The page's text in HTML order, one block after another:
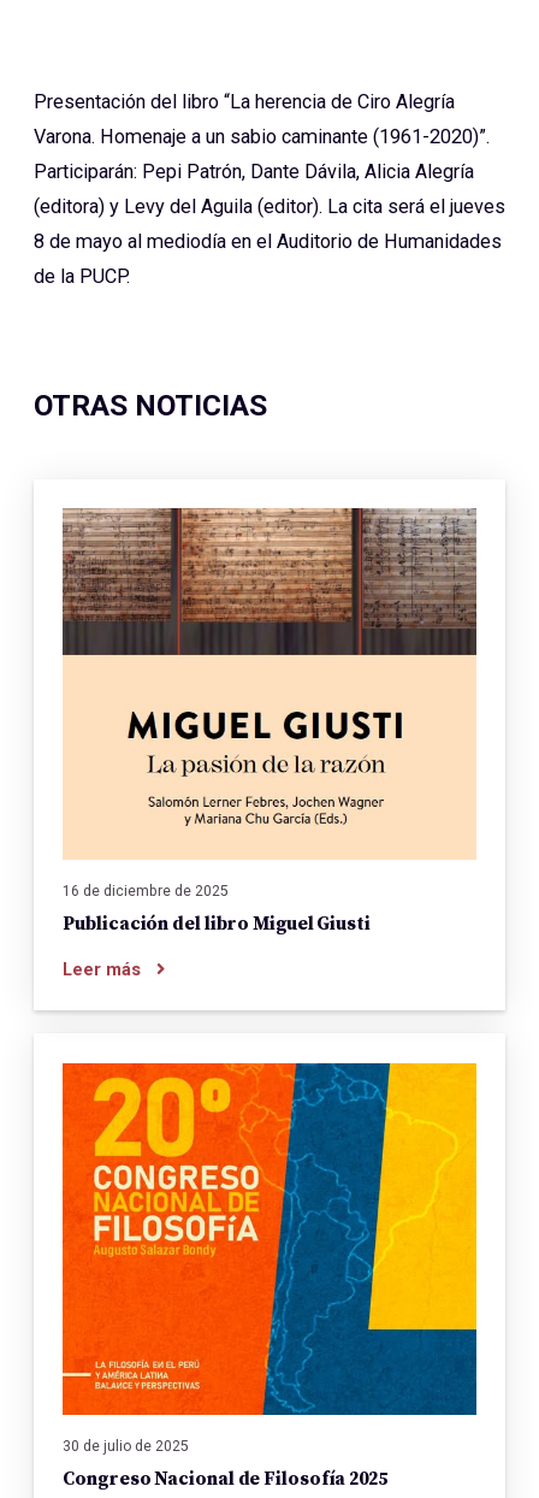
Presentación del libro “La herencia de Ciro Alegría
Varona. Homenaje a un sabio caminante (1961-2020)”.
Participarán: Pepi Patrón, Dante Dávila, Alicia Alegría
(editora) y Levy del Aguila (editor). La cita será el jueves
8 de mayo al mediodía en el Auditorio de Humanidades
de la PUCP.
OTRAS NOTICIAS
16 de diciembre de 2025
Publicación del libro Miguel Giusti
Leer más
30 de julio de 2025
Congreso Nacional de Filosofía 2025